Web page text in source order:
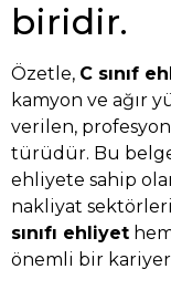
biridir.
Özetle, C sınıf
kamyon ve ağır
verilen,
türüdür. Bu belge,
ehliyete sahip
nakliyat
sınıfı ehliyet
önemli bir kariyer